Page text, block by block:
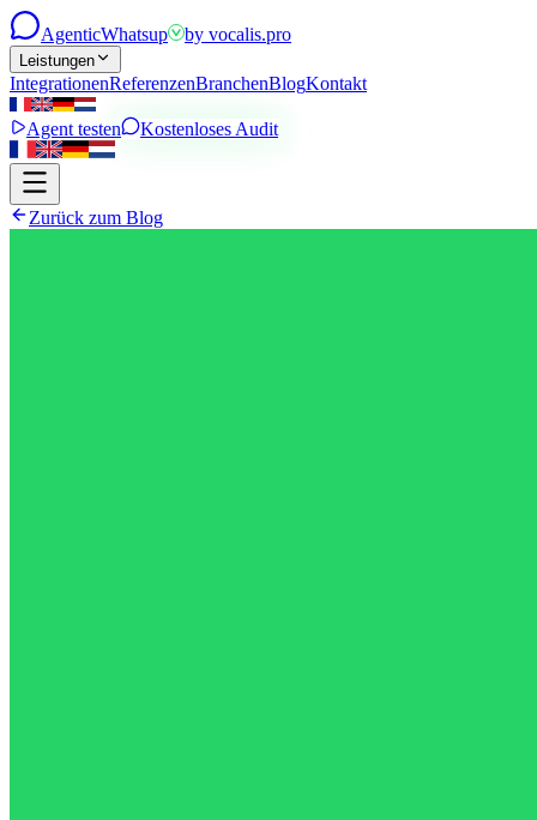
AgenticWhatsup by vocalis.pro
Leistungen
IntegrationenReferenzenBranchenBlogKontakt
Agent testen Kostenloses Audit
Zurück zum Blog